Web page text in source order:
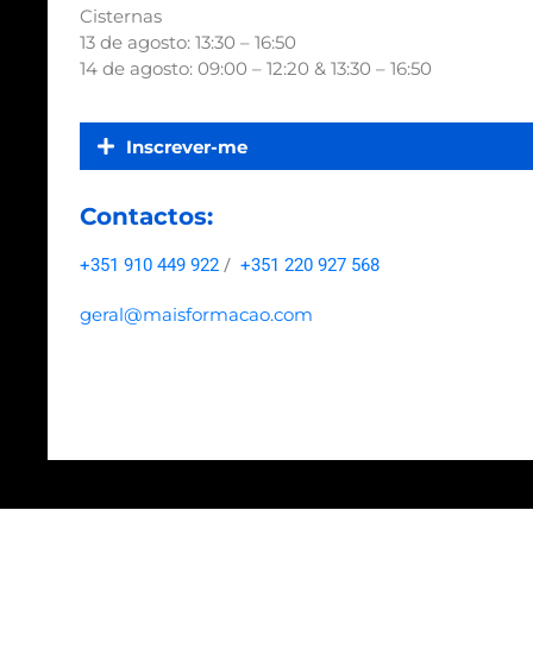
Cisternas
13 de agosto: 13:30 – 16:50
14 de agosto: 09:00 – 12:20 & 13:30 – 16:50
Inscrever-me
Contactos:
+351 910 449 922 /+351 220 927 568
geral@maisformacao.com